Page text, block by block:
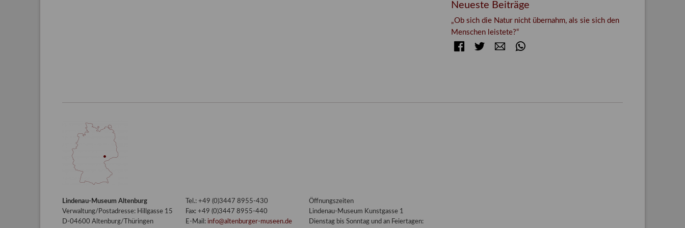
Neueste Beiträge
„Ob sich die Natur nicht übernahm, als sie sich den
Menschen leistete?“
FacebookTwitter E-mail
Lindenau-Museum Altenburg
Verwaltung/Postadresse: Hillgasse 15
D-04600 Altenburg/Thüringen
Tel.: +49 (0)3447 8955-430
Fax: +49 (0)3447 8955-440
E-Mail: info@altenburger-museen.de
Öffnungszeiten
Lindenau-Museum Kunstgasse 1
Dienstag bis Sonntag und an Feiertagen: